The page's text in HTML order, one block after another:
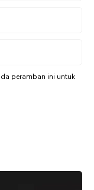
peramban ini untuk